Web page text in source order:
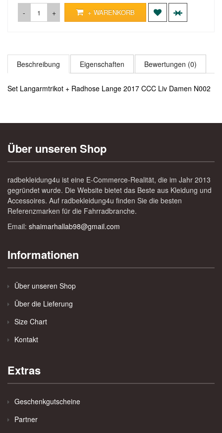
- + + WARENKORB
Beschreibung Eigenschaften Bewertungen (0)
Set Langarmtrikot + Radhose Lange 2017 CCC Liv Damen N002
Über unseren Shop
radbekleidung4u ist eine E-Commerce-Realität, die im Jahr 2013
gegründet wurde. Die Website bietet das Beste aus Kleidung und
Accessoires. Auf radbekleidung4u finden Sie die besten
Referenzmarken für die Fahrradbranche.
Email: shaimarhallab98@gmail.com
Informationen
Über unseren Shop
Über die Lieferung
Size Chart
Kontakt
Extras
Geschenkgutscheine
Partner